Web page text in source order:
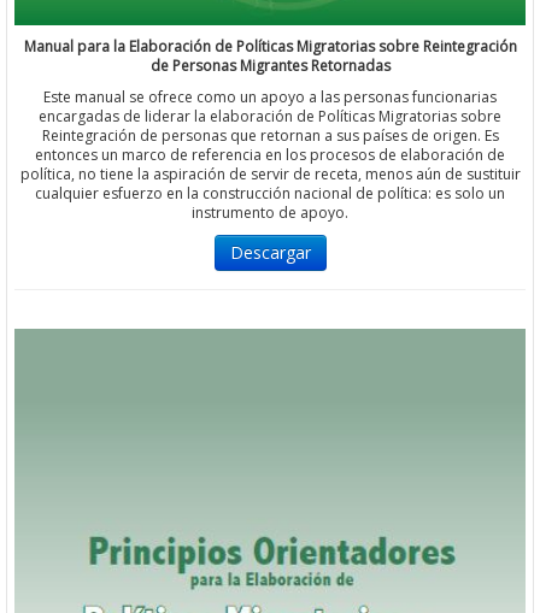
Manual para la Elaboración de Políticas Migratorias sobre Reintegración
de Personas Migrantes Retornadas
Este manual se ofrece como un apoyo a las personas funcionarias
encargadas de liderar la elaboración de Políticas Migratorias sobre
Reintegración de personas que retornan a sus países de origen. Es
entonces un marco de referencia en los procesos de elaboración de
política, no tiene la aspiración de servir de receta, menos aún de sustituir
cualquier esfuerzo en la construcción nacional de política: es solo un
instrumento de apoyo.
Descargar